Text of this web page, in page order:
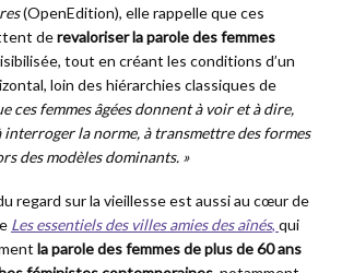
(OpenEdition), elle rappelle que ces
derevaloriser la parole des femmes
tout en créant les conditions d’un
loin des hiérarchies classiques de
ces femmes âgées donnent à voir et à dire,
interroger la norme, à transmettre des formes
des modèles dominants. »
regard sur la vieillesse est aussi au cœur de
Les essentiels des villes amies des aînés, qui
la parole des femmes de plus de 60 ans